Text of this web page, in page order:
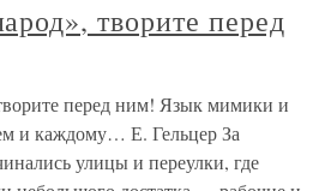
творите перед
перед ним! Язык мимики и
и каждому… Е. Гельцер За
улицы и переулки, где